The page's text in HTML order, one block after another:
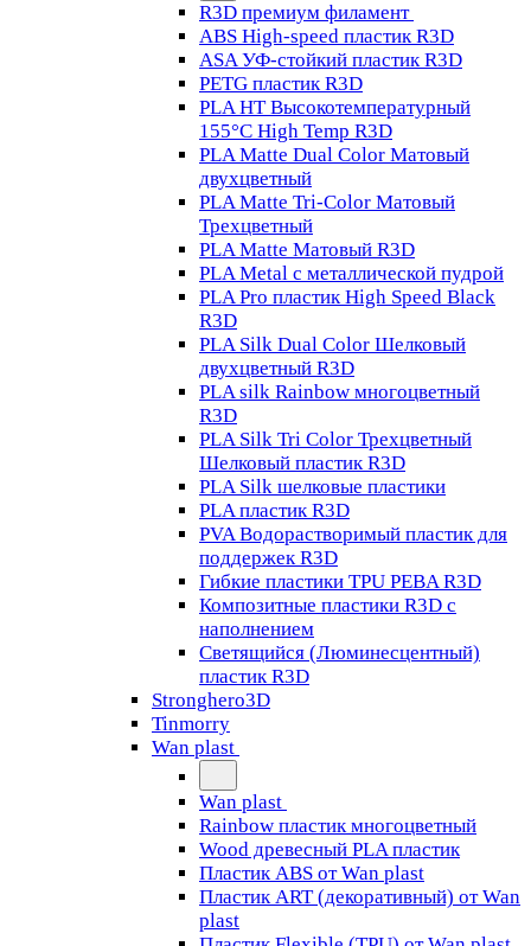
R3D премиум филамент
ABS High-speed пластик R3D
ASA УФ-стойкий пластик R3D
PETG пластик R3D
PLA HT Высокотемпературный
155°C High Temp R3D
PLA Matte Dual Color Матовый
двухцветный
PLA Matte Tri-Color Матовый
Трехцветный
PLA Matte Матовый R3D
PLA Metal с металлической пудрой
PLA Pro пластик High Speed Black
R3D
PLA Silk Dual Color Шелковый
двухцветный R3D
PLA silk Rainbow многоцветный
R3D
PLA Silk Tri Color Трехцветный
Шелковый пластик R3D
PLA Silk шелковые пластики
PLA пластик R3D
PVA Водорастворимый пластик для
поддержек R3D
Гибкие пластики TPU PEBA R3D
Композитные пластики R3D с
наполнением
Светящийся (Люминесцентный)
пластик R3D
Stronghero3D
Tinmorry
Wan plast
Wan plast
Rainbow пластик многоцветный
Wood древесный PLA пластик
Пластик ABS от Wan plast
Пластик ART (декоративный) от Wan
plast